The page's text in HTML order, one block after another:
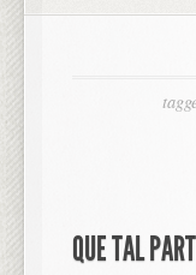
QUE TAL